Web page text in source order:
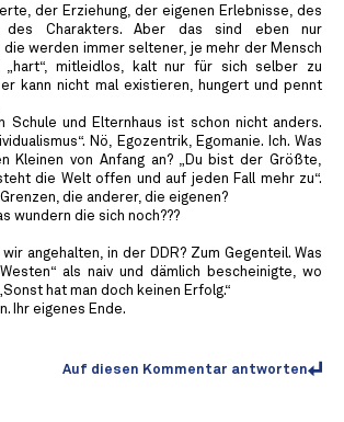
der Erziehung, der eigenen Erlebnisse, des
des Charakters. Aber das sind eben nur
die werden immer seltener, je mehr der Mensch
„hart“, mitleidlos, kalt nur für sich selber zu
kann nicht mal existieren, hungert und pennt
Schule und Elternhaus ist schon nicht anders.
Nö, Egozentrik, Egomanie. Ich. Was
Kleinen von Anfang an? „Du bist der Größte,
die Welt offen und auf jeden Fall mehr zu“.
die anderer, die eigenen?
wundern die sich noch???
angehalten, in der DDR? Zum Gegenteil. Was
als naiv und dämlich bescheinigte, wo
hat man doch keinen Erfolg.“
Ihr eigenes Ende.
Auf diesen Kommentar antworten